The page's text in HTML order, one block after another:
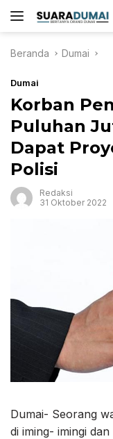
ke
Beranda
Dumai
Dumai
Korban
Puluhan
Dapat
Polisi
Redaksi
31 Oktober 2022
Dumai- Seorang
di iming- imingi